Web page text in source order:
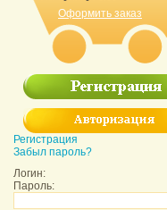
Оформить заказ
Регистрация
Забыл пароль?
Логин:
Пароль: